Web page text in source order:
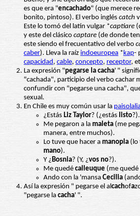
es que era "encachado" (que merece
bonito, pintoso). El verbo inglés catch
Este lo tomó del latín vulgar *captiare
y este del clásico captare (de donde
este siendo el frecuentativo del verbo
caber). Lleva la raíz indoeuropea *kap-
capacidad, cable, concepto, receptor,
La expresión "pegarse la cacha' "
"cachada", participio del verbo cachar
confundir con "pegarse una cacha",
sexual.
En Chile es muy común usar la
¿Estás Liz Taylor? (¿estás listo?).
Me pegaron a la maleta (me
manera, entre muchos).
Lo tuve que hacer a manopla (lo
mano).
Y ¿Bosnia? (Y, ¿vos no?).
Me quedé calleuque (me quedé
Ando con la 'mansa Cecilia
Así la expresión " pegarse el alcachofa
"pegarse la cacha' ".